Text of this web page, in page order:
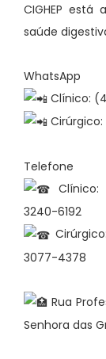
CIGHEP
saúde
WhatsApp
Clínico:
Telefone
Clínico:
3240-6192
3077-4378
Rua
Senhora das